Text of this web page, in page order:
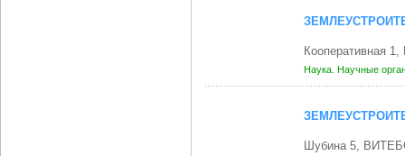
Кооперативная
Наука. Научные
Шубина 5,